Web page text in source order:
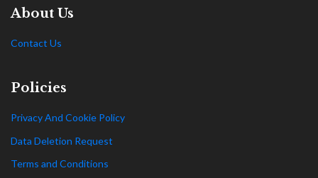
About Us
Contact Us
Policies
Privacy And Cookie Policy
Data Deletion Request
Terms and Conditions